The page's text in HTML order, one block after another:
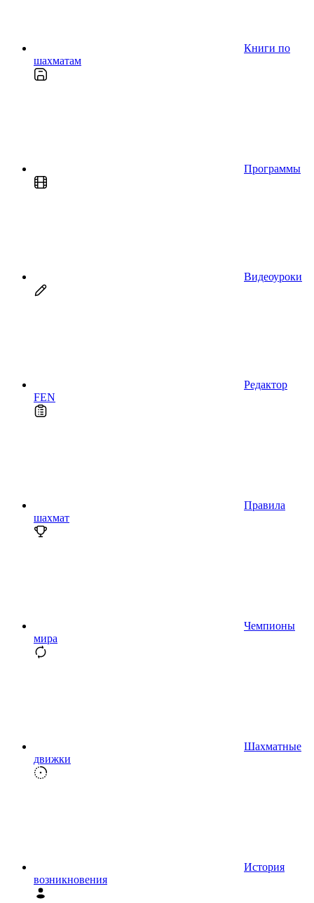
Книги по
шахматам
Программы
Видеоуроки
Редактор
FEN
Правила
шахмат
Чемпионы
мира
Шахматные
движки
История
возникновения